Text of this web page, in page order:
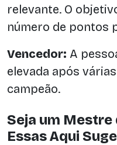
relevante. O
número de pontos
Vencedor: A
elevada após
campeão.
Seja um Mestre
Essas Aqui